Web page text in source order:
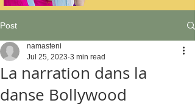
Post
La narration dans la
danse Bollywood
namasteni
Jul 25, 2023 3 min read